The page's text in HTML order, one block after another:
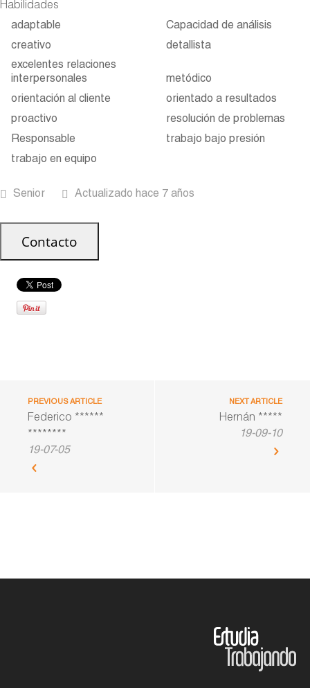
Habilidades
adaptable
Capacidad de análisis
creativo
detallista
excelentes relaciones
interpersonales
metódico
orientación al cliente
orientado a resultados
proactivo
resolución de problemas
Responsable
trabajo bajo presión
trabajo en equipo
Senior Actualizado hace 7 años
PREVIOUS ARTICLE
Federico ******
********
19-07-05
NEXT ARTICLE
Hernán *****
19-09-10